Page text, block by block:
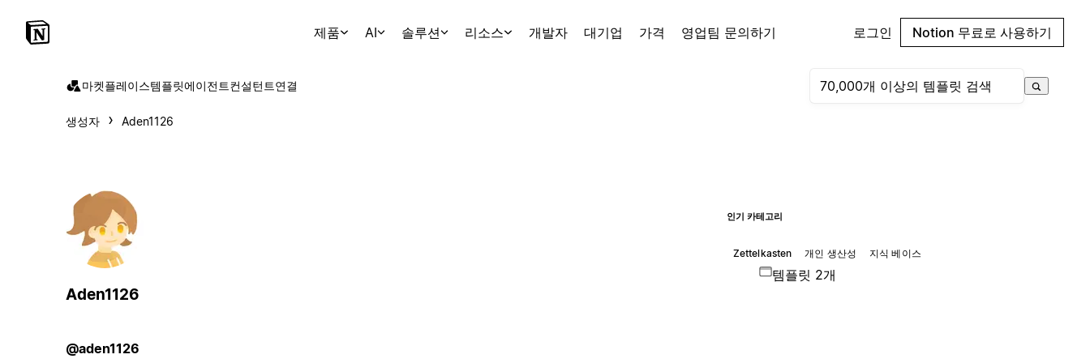
제품 AI 솔루션 리소스 개발자 대기업 가격 영업팀 문의하기 로그인 Notion 무료로 사용하기
마켓플레이스템플릿에이전트컨설턴트연결
생성자 Aden1126
Aden1126
@aden1126
인기 카테고리
Zettelkasten 개인 생산성 지식 베이스
템플릿 2개